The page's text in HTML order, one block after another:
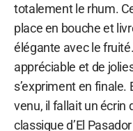
totalement le rhum.
place en bouche et
élégante avec le
appréciable et de
s’expriment en finale.
venu, il fallait un écrin
classique d’El